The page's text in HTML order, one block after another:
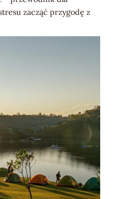
zacząć przygodę z